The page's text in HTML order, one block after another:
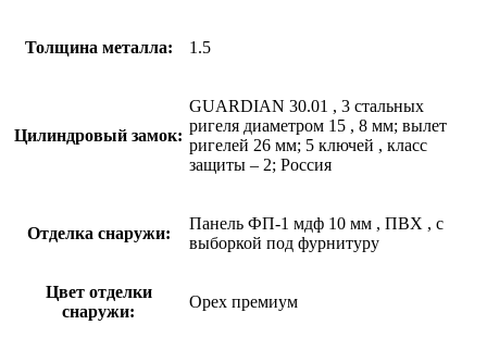
Толщина металла: 1.5
Цилиндровый замок:
GUARDIAN 30.01 , 3 стальных
ригеля диаметром 15 , 8 мм; вылет
ригелей 26 мм; 5 ключей , класс
защиты – 2; Россия
Отделка снаружи:
Панель ФП-1 мдф 10 мм , ПВХ , с
выборкой под фурнитуру
Цвет отделки
снаружи:
Орех премиум